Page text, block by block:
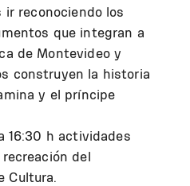
reconociendo los
que integran a
de Montevideo y
construyen la historia
y el príncipe
16:30 h actividades
del
Cultura.